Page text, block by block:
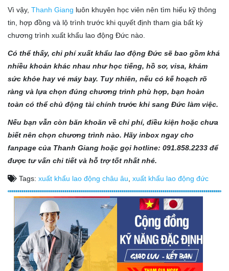
Vì vậy, Thanh Giang luôn khuyên học viên nên tìm hiểu kỹ thông
tin, hợp đồng và lộ trình trước khi quyết định tham gia bất kỳ
chương trình xuất khẩu lao động Đức nào.
Có thể thấy, chi phí xuất khẩu lao động Đức sẽ bao gồm khá
nhiều khoản khác nhau như học tiếng, hồ sơ, visa, khám
sức khỏe hay vé máy bay. Tuy nhiên, nếu có kế hoạch rõ
ràng và lựa chọn đúng chương trình phù hợp, bạn hoàn
toàn có thể chủ động tài chính trước khi sang Đức làm việc.
Nếu bạn vẫn còn băn khoăn về chi phí, điều kiện hoặc chưa
biết nên chọn chương trình nào. Hãy inbox ngay cho
fanpage của Thanh Giang hoặc gọi hotline: 091.858.2233 để
được tư vấn chi tiết và hỗ trợ tốt nhất nhé.
Tags: xuất khẩu lao động châu âu xuất khẩu lao động đức